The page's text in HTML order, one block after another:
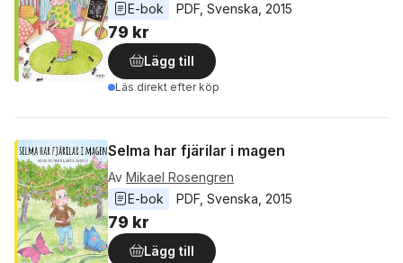
E-bok
PDF Svenska 2015
79 kr
Lägg till
Läs direkt efter köp
Selma har fjärilar i magen
Av Mikael Rosengren
E-bok
PDF Svenska 2015
79 kr
Lägg till